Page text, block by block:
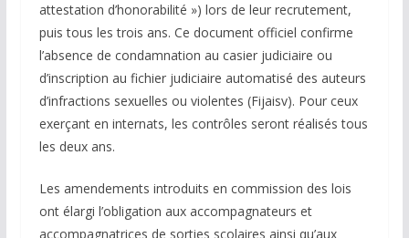
attestation d’honorabilité ») lors de leur recrutement,
puis tous les trois ans. Ce document officiel confirme
l’absence de condamnation au casier judiciaire ou
d’inscription au fichier judiciaire automatisé des auteurs
d’infractions sexuelles ou violentes (Fijaisv). Pour ceux
exerçant en internats, les contrôles seront réalisés tous
les deux ans.
Les amendements introduits en commission des lois
ont élargi l’obligation aux accompagnateurs et
accompagnatrices de sorties scolaires ainsi qu’aux